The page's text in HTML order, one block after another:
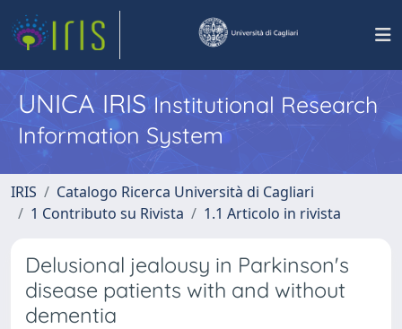
UNICA IRISInstitutional Research
Information System
IRIS
Catalogo Ricerca Università di Cagliari
1 Contributo su Rivista
1.1 Articolo in rivista
Delusional jealousy in Parkinson's
disease patients with and without
dementia